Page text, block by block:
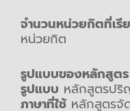
จำนวนหน่วยกิตที่เ
หน่วยกิต
รูปแบบของหลักสูตร
รูปแบบ หลักสูตรป
ภาษาที่ใช้ หลักสูตรจั